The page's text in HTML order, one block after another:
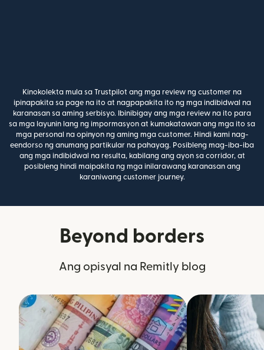
Kinokolekta mula sa Trustpilot ang mga review ng customer na
ipinapakita sa page na ito at nagpapakita ito ng mga indibidwal na
karanasan sa aming serbisyo. Ibinibigay ang mga review na ito para
sa mga layunin lang ng impormasyon at kumakatawan ang mga ito sa
mga personal na opinyon ng aming mga customer. Hindi kami nag-
eendorso ng anumang partikular na pahayag. Posibleng mag-iba-iba
ang mga indibidwal na resulta, kabilang ang ayon sa corridor, at
posibleng hindi maipakita ng mga inilarawang karanasan ang
karaniwang customer journey.
Beyond borders
Ang opisyal na Remitly blog